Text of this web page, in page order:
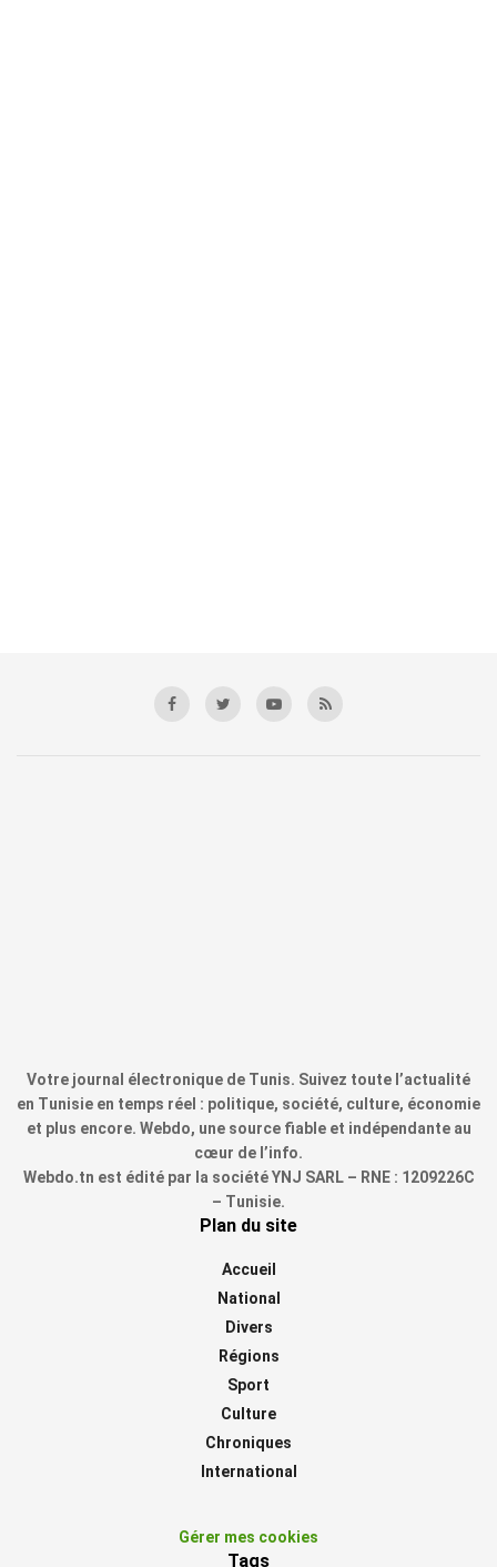
Votre journal électronique de Tunis. Suivez toute l’actualité
en Tunisie en temps réel : politique, société, culture, économie
et plus encore. Webdo, une source fiable et indépendante au
cœur de l’info.
Webdo.tn est édité par la société YNJ SARL – RNE : 1209226C
– Tunisie.
Plan du site
Accueil
National
Divers
Régions
Sport
Culture
Chroniques
International
Gérer mes cookies
Tags